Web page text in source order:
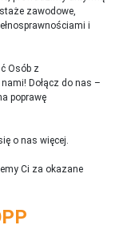
zawodowe,
i
Osób z
Dołącz do nas –
poprawę
o nas więcej.
Ci za okazane